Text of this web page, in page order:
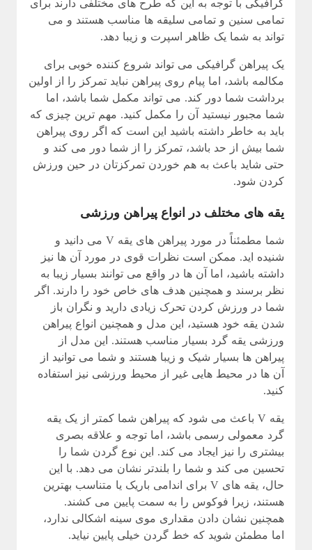
گرافیکی با توجه به این که طرح های مختلفی دارند برای
تمامی سنین و تمامی سلیقه ها مناسب هستند و می
تواند به شما یک ظاهر اسپرت و زیبا دهد.
یک پیراهن گرافیکی می تواند شروع کننده خوبی برای
مکالمه باشد، اما پیام روی پیراهن نباید تمرکز را از اولین
برداشت شما دور کند. می تواند مکمل شما باشد، اما
شما مجبور نیستید آن را مکمل کنید. مهم ترین چیزی که
باید به خاطر داشته باشید این است که اگر روی پیراهن
شما بیش از حد باشد، تمرکز را از شما دور می کند و
حتی شاید باعث به هم خوردن تمرکزتان در حین ورزش
کردن شود.
یقه های مختلف در انواع پیراهن ورزشی
شما مطمئناً در مورد پیراهن های یقه V می دانید و
شنیده اید. ممکن است نظرات قوی در مورد آن ها نیز
داشته باشید، اما آن ها در واقع می توانند بسیار زیبا به
نظر برسند و همچنین هدف های خاص خود را دارند. اگر
شما در ورزش کردن تحرک زیادی دارید و نگران باز
شدن یقه خود هستید، این مدل و همچنین انواع پیراهن
ورزشی یقه گرد بسیار مناسب هستند. این مدل از
پیراهن ها بسیار شیک و زیبا هستند و شما می توانید از
آن ها در محیط هایی غیر از محیط ورزشی نیز استفاده
کنید.
یقه V باعث می شود که پیراهن شما کمتر از یک یقه
گرد معمولی رسمی باشد، اما توجه و علاقه بصری
بیشتری را نیز ایجاد می کند. این نوع گردن شما را
تحسین می کند و شما را بلندتر نشان می دهد. با این
حال، یقه های V برای اندامی باریک یا متناسب بهترین
هستند، زیرا فوکوس را به سمت پایین می کشند.
همچنین نشان دادن مقداری موی سینه اشکالی ندارد،
اما مطمئن شوید که خط گردن خیلی پایین نیاید.